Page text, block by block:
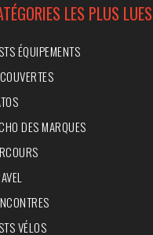
LES PLUS LUES
ÉQUIPEMENTS
DES MARQUES
VÉLOS